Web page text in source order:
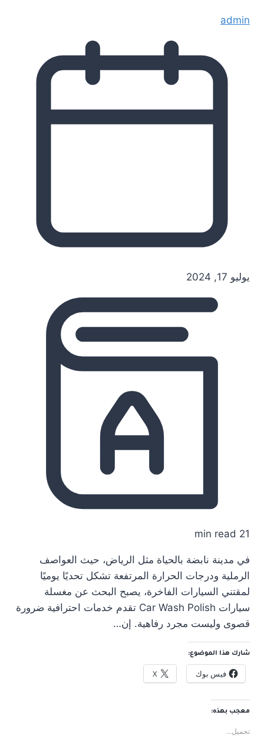
admin
يوليو 17, 2024
21 min read
في مدينة نابضة بالحياة مثل الرياض، حيث العواصف
الرملية ودرجات الحرارة المرتفعة تشكل تحديًا يوميًا
لمقتني السيارات الفاخرة، يصبح البحث عن مغسلة
سيارات Car Wash Polish تقدم خدمات احترافية ضرورة
قصوى وليست مجرد رفاهية. إن…
شارك هذا الموضوع:
فيس بوك X
معجب بهذه:
تحميل...